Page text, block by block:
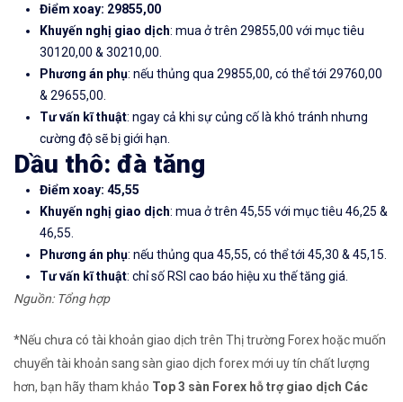
Điểm xoay: 29855,00
Khuyến nghị giao dịch: mua ở trên 29855,00 với mục tiêu
30120,00 & 30210,00.
Phương án phụ: nếu thủng qua 29855,00, có thể tới 29760,00
& 29655,00.
Tư vấn kĩ thuật: ngay cả khi sự củng cố là khó tránh nhưng
cường độ sẽ bị giới hạn.
Dầu thô: đà tăng
Điểm xoay: 45,55
Khuyến nghị giao dịch: mua ở trên 45,55 với mục tiêu 46,25 &
46,55.
Phương án phụ: nếu thủng qua 45,55, có thể tới 45,30 & 45,15.
Tư vấn kĩ thuật: chỉ số RSI cao báo hiệu xu thế tăng giá.
Nguồn: Tổng hợp
*Nếu chưa có tài khoản giao dịch trên Thị trường Forex hoặc muốn
chuyển tài khoản sang sàn giao dịch forex mới uy tín chất lượng
hơn, bạn hãy tham khảo Top 3 sàn Forex hỗ trợ giao dịch Các